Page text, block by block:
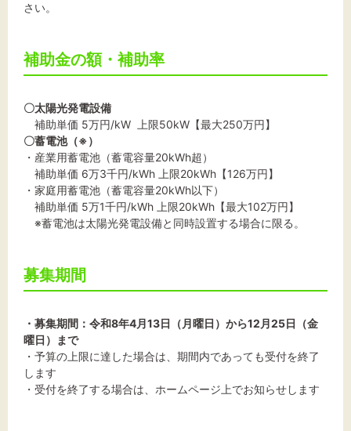
さい。
補助金の額・補助率
〇太陽光発電設備
補助単価 5万円/kW 上限50kW【最大250万円】
〇蓄電池（※）
・産業用蓄電池（蓄電容量20kWh超）
補助単価 6万3千円/kWh 上限20kWh【126万円】
・家庭用蓄電池（蓄電容量20kWh以下）
補助単価 5万1千円/kWh 上限20kWh【最大102万円】
※蓄電池は太陽光発電設備と同時設置する場合に限る。
募集期間
・募集期間：令和8年4月13日（月曜日）から12月25日（金
曜日）まで
・予算の上限に達した場合は、期間内であっても受付を終了
します
・受付を終了する場合は、ホームページ上でお知らせします